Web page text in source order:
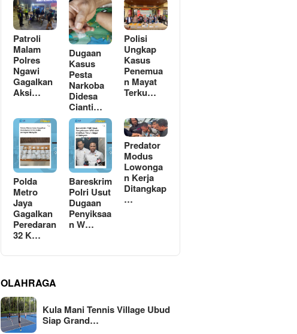
Patroli
Malam
Polres
Ngawi
Gagalkan
Aksi…
Dugaan
Kasus
Pesta
Narkoba
Didesa
Cianti…
Polisi
Ungkap
Kasus
Penemua
n Mayat
Terku…
Polda
Metro
Jaya
Gagalkan
Peredaran
32 K…
Bareskrim
Polri Usut
Dugaan
Penyiksaa
n W…
Predator
Modus
Lowonga
n Kerja
Ditangkap
…
OLAHRAGA
Kula Mani Tennis Village Ubud
Siap Grand…